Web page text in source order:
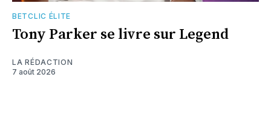
BETCLIC ÉLITE
Tony Parker se livre sur Legend
LA RÉDACTION
7 août 2026